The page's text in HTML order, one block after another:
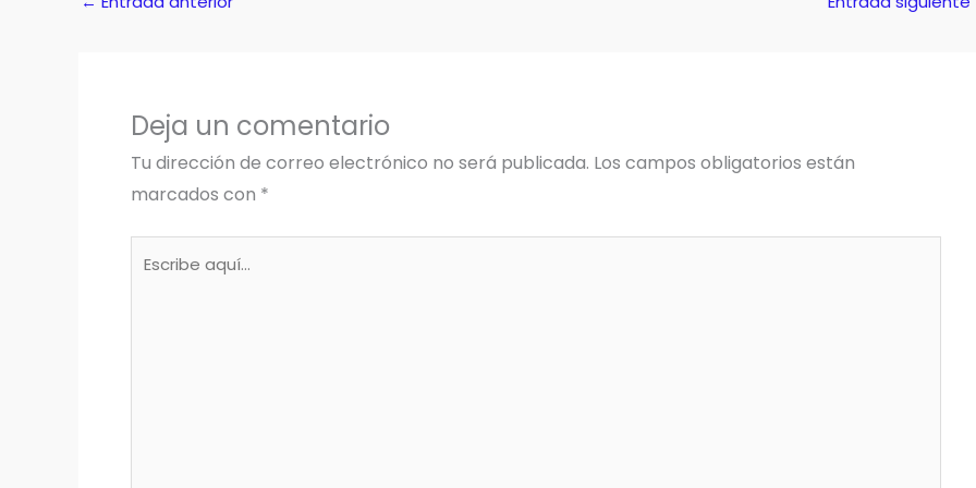
Deja un comentario
Tu dirección de correo electrónico no será publicada. Los campos obligatorios están
marcados con *